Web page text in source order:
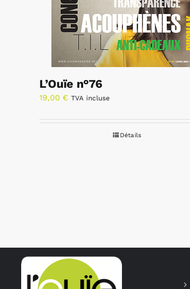
L’Ouïe n°76
19,00 € TVA incluse
Détails